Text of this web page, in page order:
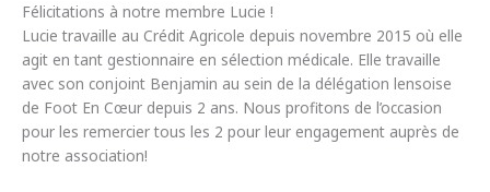
Félicitations à notre membre Lucie !
Lucie travaille au Crédit Agricole depuis novembre 2015 où elle
agit en tant gestionnaire en sélection médicale. Elle travaille
avec son conjoint Benjamin au sein de la délégation lensoise
de Foot En Cœur depuis 2 ans. Nous profitons de l’occasion
pour les remercier tous les 2 pour leur engagement auprès de
notre association!